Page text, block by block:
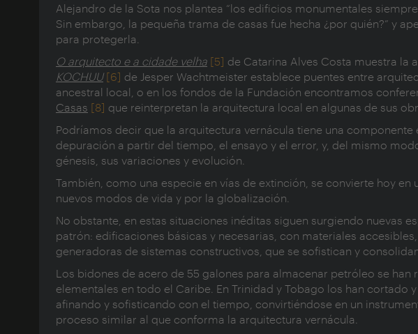
Alejandro de la Sota nos plantea “los edificios monumentales
Sin embargo, la pequeña trama de casas fue hecha ¿por quién?” y
para protegerla.
O arquitecto e a cidade velha [5] de Catarina Alves Costa muestra la
KOCHUU [6] de Jesper Wachtmeister establece puentes entre
ancestral local, o en los fondos de la Fundación encontramos
Casas [8] que reinterpretan la arquitectura local en algunas de sus
Podríamos decir que la arquitectura vernácula tiene una
depuración a partir del tiempo, el ensayo y el error, y, del mismo
génesis, sus variaciones y evolución.
También, como una especie en vías de extinción, se convierte hoy
nuevos modos de vida y por la globalización.
No obstante, en estas situaciones inéditas siguen surgiendo nuevas
patrón: edificaciones básicas y necesarias, con materiales
generadoras de sistemas constructivos, que se sofistican y
Los bidones de acero de 55 galones para almacenar petróleo se
elementales en todo el Caribe. En Trinidad y Tobago los han cortado
afinando y sofisticando con el tiempo, convirtiéndose en un
proceso similar al que conforma la arquitectura vernácula.